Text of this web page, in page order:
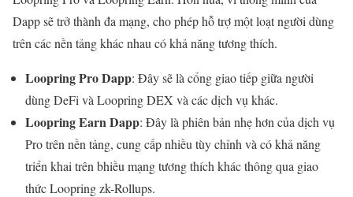
Dapp sẽ trở thành đa mạng, cho phép hỗ trợ một loạt người dùng
trên các nền tảng khác nhau có khả năng tương thích.
Loopring Pro Dapp: Đây sẽ là cổng giao tiếp giữa người
dùng DeFi và Loopring DEX và các dịch vụ khác.
Loopring Earn Dapp: Đây là phiên bản nhẹ hơn của dịch vụ
Pro trên nền tảng, cung cấp nhiều tùy chỉnh và có khả năng
triển khai trên bhiều mạng tương thích khác thông qua giao
thức Loopring zk-Rollups.